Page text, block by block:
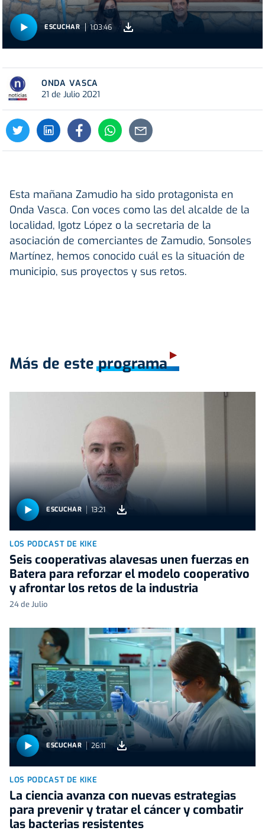
ESCUCHAR 1:03:46
ONDA VASCA
21 de Julio 2021
Esta mañana Zamudio ha sido protagonista en
Onda Vasca. Con voces como las del alcalde de la
localidad, Igotz López o la secretaria de la
asociación de comerciantes de Zamudio, Sonsoles
Martínez, hemos conocido cuál es la situación de
municipio, sus proyectos y sus retos.
Más de este programa
ESCUCHAR 13:21
LOS PODCAST DE KIKE
Seis cooperativas alavesas unen fuerzas en
Batera para reforzar el modelo cooperativo
y afrontar los retos de la industria
24 de Julio
ESCUCHAR 26:11
LOS PODCAST DE KIKE
La ciencia avanza con nuevas estrategias
para prevenir y tratar el cáncer y combatir
las bacterias resistentes